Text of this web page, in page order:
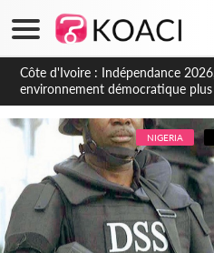
NIGERIA